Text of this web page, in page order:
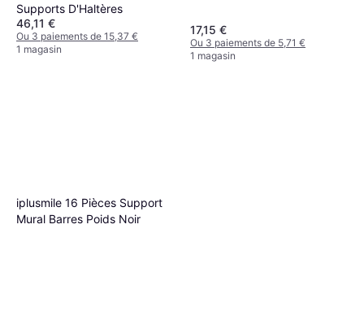
Supports D'Haltères
46,11 €
Ou 3 paiements de 15,37 €
1 magasin
17,15 €
Ou 3 paiements de 5,71 €
1 magasin
iplusmile 16 Pièces Support
Mural Barres Poids Noir